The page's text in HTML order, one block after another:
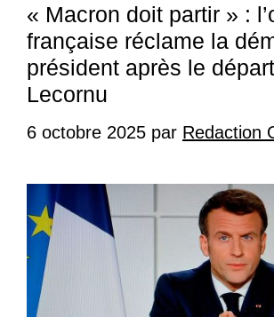
« Macron doit partir » :
française réclame la
président après le
Lecornu
6 octobre 2025 par Redaction